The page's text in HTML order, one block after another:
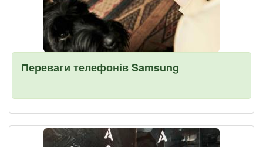
Переваги телефонів Samsung